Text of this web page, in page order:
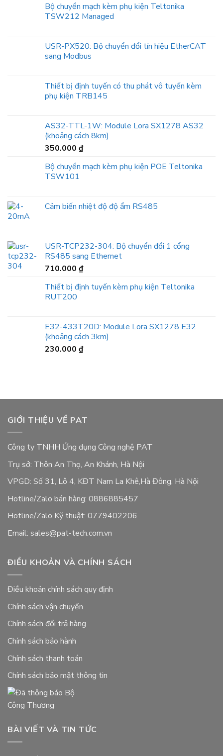
Bộ chuyển mạch kèm phụ kiện Teltonika
TSW212 Managed
USR-PX520: Bộ chuyển đổi tín hiệu EtherCAT
sang Modbus
Thiết bị định tuyến có thu phát vô tuyến kèm
phụ kiện TRB145
AS32-TTL-1W: Module Lora SX1278 AS32
(khoảng cách 8km)
350.000 ₫
Bộ chuyển mạch kèm phụ kiện POE Teltonika
TSW101
Cảm biến nhiệt độ độ ẩm RS485
USR-TCP232-304: Bộ chuyển đổi 1 cổng
RS485 sang Ethernet
710.000 ₫
Thiết bị định tuyến kèm phụ kiện Teltonika
RUT200
E32-433T20D: Module Lora SX1278 E32
(khoảng cách 3km)
230.000 ₫
GIỚI THIỆU VỀ PAT
Công ty TNHH Ứng dụng Công nghệ PAT
Trụ sở: Thôn An Thọ, An Khánh, Hà Nội
VPGD: Số 31, Lô 4, KĐT Nam La Khê,Hà Đông, Hà Nội
Hotline/Zalo bán hàng: 0886885457
Hotline/Zalo Kỹ thuật: 0779402206
Email: sales@pat-tech.com.vn
ĐIỀU KHOẢN VÀ CHÍNH SÁCH
Điều khoản chính sách quy định
Chính sách vận chuyển
Chính sách đổi trả hàng
Chính sách bảo hành
Chính sách thanh toán
Chính sách bảo mật thông tin
BÀI VIẾT VÀ TIN TỨC